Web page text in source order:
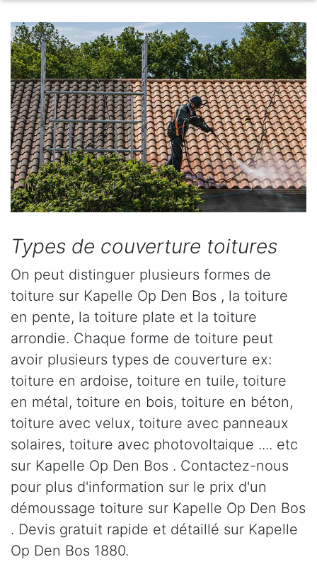
Types de couverture toitures
On peut distinguer plusieurs formes de
toiture sur Kapelle Op Den Bos , la toiture
en pente, la toiture plate et la toiture
arrondie. Chaque forme de toiture peut
avoir plusieurs types de couverture ex:
toiture en ardoise, toiture en tuile, toiture
en métal, toiture en bois, toiture en béton,
toiture avec velux, toiture avec panneaux
solaires, toiture avec photovoltaique .... etc
sur Kapelle Op Den Bos . Contactez-nous
pour plus d'information sur le prix d'un
démoussage toiture sur Kapelle Op Den Bos
. Devis gratuit rapide et détaillé sur Kapelle
Op Den Bos 1880.